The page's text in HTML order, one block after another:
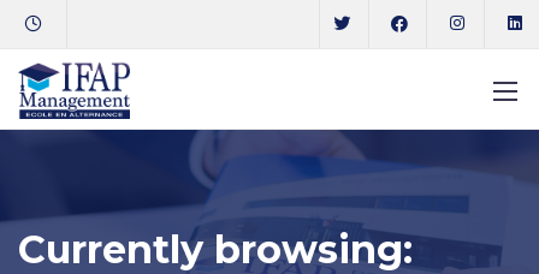
Currently browsing: